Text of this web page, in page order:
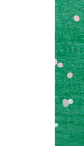
내 인생
리더의
탁월한
당신의
넌 괜찮
꿈을 현
에필로